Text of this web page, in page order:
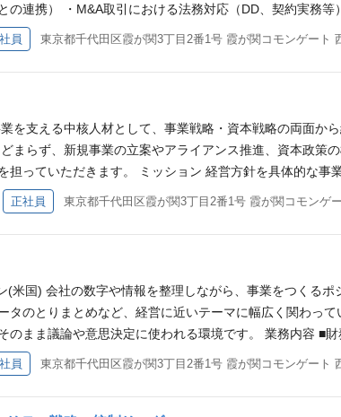
の連携） ・M&A取引における法務対応（DD、契約実務等
（著作権、商標 等） ・新規事業に関する法的スキームの
携し、プロジェクトの立ち上げからスキーム設計まで深
ていく環境です。 法務の目線で事業の入口から伴走する
。 ＜事業推進を支える＞ 挑戦と変化の真っ只中にある今
には企業法務経験者や弁護士資格を持つプロフェッショ
を共有しながら取り組むことができます。 高度な専門領
。 チーム組織構成 法務部門は30代～40代まで、経験豊富
める風土が根付いています。 必須スキル・経験 ・弁護士
れず、常に新しい挑戦を続けていくことを大切にしていま
、ルールや固定観念に固執せず、柔軟性と行動力を持っ
っている ・出来ない言い訳よりもやれる理由を探す ・課
軟性に富んだ仕事をしている ・革新的な企画力を持ち、
員 東京都千代田区霞が関3丁目2番1号 霞が関コモンゲート
を支える中核人材として、事業戦略・資本戦略の両面か
まらず、新規事業の立案やアライアンス推進、資本政策
担っていただきます。 ミッション 経営方針を具体的な事
事業成長を実現すること。 市場・投資家・事業の3つの視
・新規事業立案／戦略的アライアンスの推進／M&A戦略
集および開示資料の作成 ・子会社管理及びモニタリング
携等の企画立案から事業計画策定、立ち上げまでのいず
プロジェクトを推進した経験 ・経営資料、取締役会資料
キル・経験 ・金融機関での投資家対応や折衝経験 ・資本
体に関する理解（FA、PE、事業会社いずれの立場でも可
経験 ポジションの魅力 ＜事業と資本の両面から経営に関
正社員 東京都千代田区霞が関3丁目2番1号 霞が関コモンゲ
(米国) 会社の数字や情報を整理しながら、事業をつくる
タのとりまとめなど、経営に近いテーマに幅広く関わっ
のまま議論や意思決定に使われる環境です。 業務内容 ■
ます。 ・資金繰り表作成 ・拠点毎の目標や進捗の計画作
サポート ※最初からすべてできる必要はございません。
る希少なポジション ・経営層との距離が圧倒的に近く、
員 東京都千代田区霞が関3丁目2番1号 霞が関コモンゲート